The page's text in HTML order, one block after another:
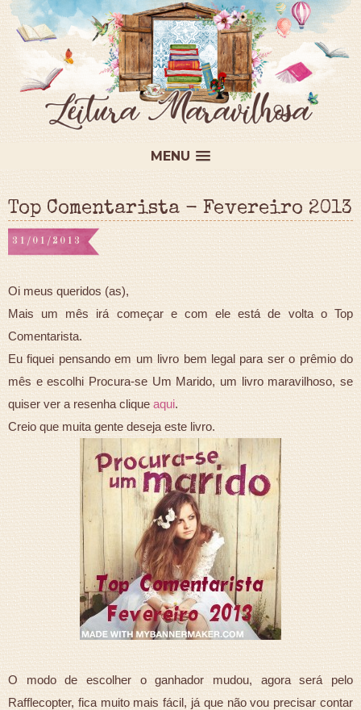
MENU
Top Comentarista - Fevereiro 2013
31/01/2013
Oi meus queridos (as),
Mais um mês irá começar e com ele está de volta o Top
Comentarista.
Eu fiquei pensando em um livro bem legal para ser o prêmio do
mês e escolhi Procura-se Um Marido, um livro maravilhoso, se
quiser ver a resenha cliqueaqui.
Creio que muita gente deseja este livro.
O modo de escolher o ganhador mudou, agora será pelo
Rafflecopter, fica muito mais fácil, já que não vou precisar contar